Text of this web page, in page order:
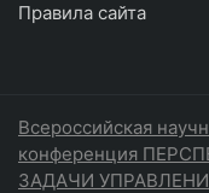
Правила сайта
Всероссийская
конференция
ЗАДАЧИ